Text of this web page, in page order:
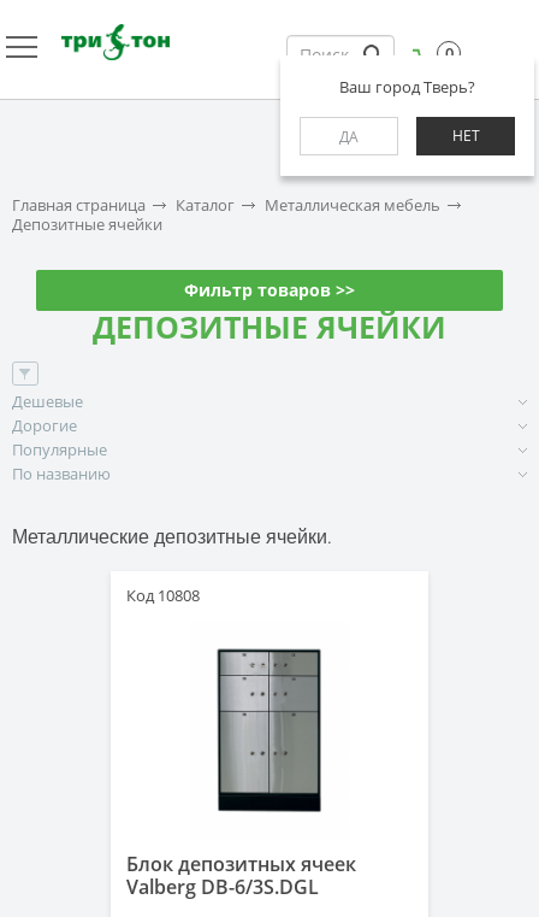
Ваш город Тверь?
ДА НЕТ
0
Главная страница Каталог
Металлическая мебель
Депозитные ячейки
Фильтр товаров >>
ДЕПОЗИТНЫЕ ЯЧЕЙКИ
Дешевые
Дорогие
Популярные
По названию
Металлические депозитные ячейки.
Код 10808
Блок депозитных ячеек
Valberg DB-6/3S.DGL